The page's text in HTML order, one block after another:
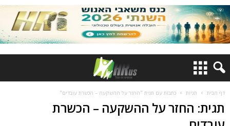
דף הבית תגיות כתבות עם תגית "החזר על ההשקעה – הכשרת עובדים"
תגית: החזר על ההשקעה – הכשרת